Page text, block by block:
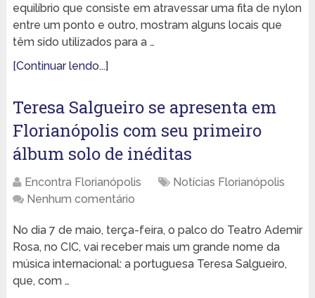
equilíbrio que consiste em atravessar uma fita de nylon
entre um ponto e outro, mostram alguns locais que
têm sido utilizados para a …
[Continuar lendo...]
Teresa Salgueiro se apresenta em
Florianópolis com seu primeiro
álbum solo de inéditas
Encontra Florianópolis
Notícias Florianópolis
Nenhum comentário
No dia 7 de maio, terça-feira, o palco do Teatro Ademir
Rosa, no CIC, vai receber mais um grande nome da
música internacional: a portuguesa Teresa Salgueiro,
que, com …